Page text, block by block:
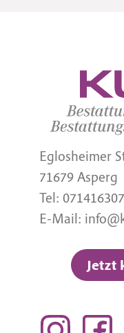
Eglosheimer
71679 Asperg
Tel:
E-Mail:
Jetzt